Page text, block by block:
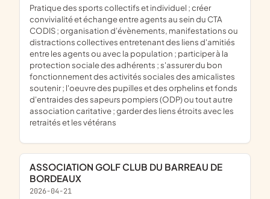
pratique des sports collectifs et individuel ; créer
convivialité et échange entre agents au sein du CTA
CODIS ; organisation d'évènements, manifestations ou
distractions collectives entretenant des liens d'amitiés
entre les agents ou avec la population ; participer à la
protection sociale des adhérents ; s'assurer du bon
fonctionnement des activités sociales des amicalistes
soutenir ; l'oeuvre des pupilles et des orphelins et fonds
d'entraides des sapeurs pompiers (ODP) ou tout autre
association caritative ; garder des liens étroits avec les
retraités et les vétérans
ASSOCIATION GOLF CLUB DU BARREAU DE
BORDEAUX
2026-04-21